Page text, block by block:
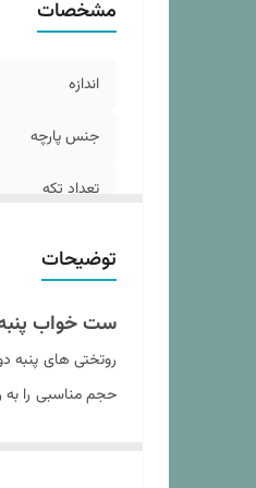
مشخصات
اندازه
جنس پارچه
تعداد تکه
مدل روبالشی
توضیحات
ست خواب پنبه
روتختی های پنبه
حجم مناسبی را